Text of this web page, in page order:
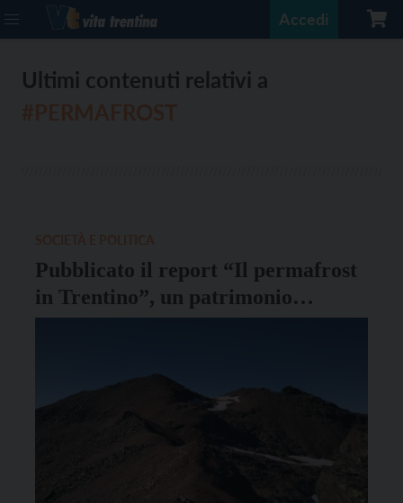
Accedi
Ultimi contenuti relativi a
Pubblicato il report “Il permafrost
in Trentino”, un patrimonio
naturale a rischio, ma che può